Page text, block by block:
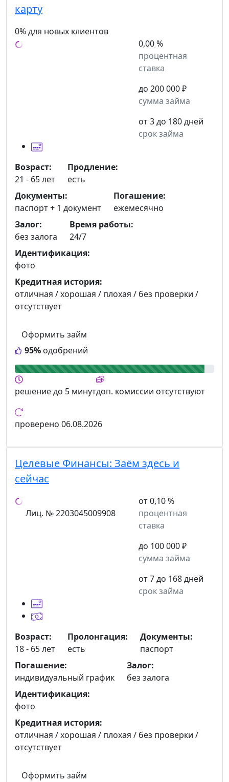
карту
0% для новых клиентов
0,00 %
процентная
ставка
до 200 000 ₽
сумма займа
от 3 до 180 дней
срок займа
95% одобрений
Оформить займ
Возраст:
21 - 65 лет
Продление:
есть
Документы:
паспорт + 1 документ
Погашение:
ежемесячно
Залог:
без залога
Время работы:
24/7
Идентификация:
фото
Кредитная история:
отличная / хорошая / плохая / без проверки /
отсутствует
решениедо 5 минутдоп. комиссии отсутствуют
проверено 06.08.2026
Целевые Финансы: Заём здесь и
сейчас
Лиц. № 2203045009908
от 0,10 %
процентная
ставка
до 100 000 ₽
сумма займа
от 7 до 168 дней
срок займа
Оформить займ
Возраст:
18 - 65 лет
Пролонгация:
есть
Документы:
паспорт
Погашение:
индивидуальный график
Залог:
без залога
Идентификация:
фото
Кредитная история:
отличная / хорошая / плохая / без проверки /
отсутствует